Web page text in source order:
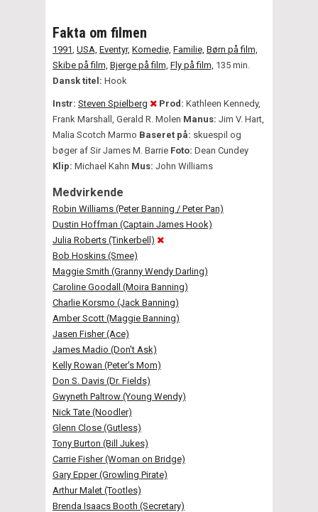
Fakta om filmen
1991 USA, Eventyr, Komedie, Familie, Børn på film,
Skibe på film, Bjerge på film, Fly på film, 135 min.
Dansk titel: Hook
Instr: Steven Spielberg Prod: Kathleen Kennedy,
Frank Marshall, Gerald R. Molen Manus: Jim V. Hart,
Malia Scotch Marmo Baseret på: skuespil og
bøger af Sir James M. Barrie Foto: Dean Cundey
Klip: Michael Kahn Mus: John Williams
Medvirkende
Robin Williams (Peter Banning / Peter Pan)
Dustin Hoffman (Captain James Hook)
Julia Roberts (Tinkerbell)
Bob Hoskins (Smee)
Maggie Smith (Granny Wendy Darling)
Caroline Goodall (Moira Banning)
Charlie Korsmo (Jack Banning)
Amber Scott (Maggie Banning)
Jasen Fisher (Ace)
James Madio (Don't Ask)
Kelly Rowan (Peter's Mom)
Don S. Davis (Dr. Fields)
Gwyneth Paltrow (Young Wendy)
Nick Tate (Noodler)
Glenn Close (Gutless)
Tony Burton (Bill Jukes)
Carrie Fisher (Woman on Bridge)
Gary Epper (Growling Pirate)
Arthur Malet (Tootles)
Brenda Isaacs Booth (Secretary)